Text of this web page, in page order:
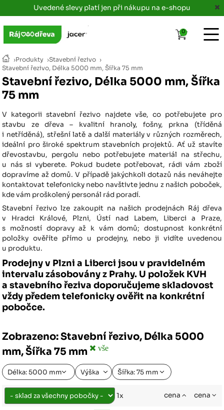
Uvedené slevy platí jen při nákupu na e-shopu
›Produkty ›Stavební řezivo ›
Stavební řezivo, Délka 5000 mm, Šířka 75 mm
Stavební řezivo, Délka 5000 mm, Šířka
75 mm
V kategorii stavební řezivo najdete vše, co potřebujete pro
stavbu ze dřeva – kvalitní hranoly, fošny, prkna (tříděná
i netříděná), střešní latě a další materiály v různých rozměrech,
ideální pro široké spektrum stavebních projektů. Ať už stavíte
dřevostavbu, pergolu nebo potřebujete materiál na střechu,
u nás si vyberete. Pokud budete potřebovat, rádi vám zboží
dopravíme až domů. V případě jakýchkoli dotazů nás neváhejte
kontaktovat telefonicky nebo navštivte jednu z našich poboček,
kde vám proškolený personál rád poradí.
Stavební řezivo lze zakoupit na našich prodejnách Ráj dřeva
v Hradci Králové, Plzni, Ústí nad Labem, Liberci a Praze,
s možností dopravy až k vám domů; dostupnost konkrétní
položky ověříte přímo u prodejny, nebo ji vidíte uvedenou
u produktu.
Prodejny v Plzni a Liberci jsou v pravidelném
intervalu zásobovány z Prahy. U položek KVH
a stavebního řeziva doporučujeme skladovost
vždy předem telefonicky ověřit na konkrétní
pobočce.
Zobrazeno: Stavební řezivo, Délka 5000
mm, Šířka 75 mm
vše
Délka: 5000 mm Výška Šířka: 75 mm
1x cena cena
0